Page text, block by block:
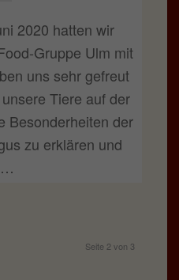
2020 hatten wir
Gruppe Ulm mit
uns sehr gefreut
Tiere auf der
Besonderheiten der
zu erklären und
Seite 2 von 3